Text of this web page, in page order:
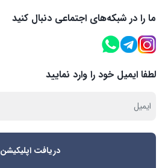
ما را در شبکه‌های اجتماعی دنبال کنید
لطفا ایمیل خود را وارد نمایید
دریافت اپلیکیشن